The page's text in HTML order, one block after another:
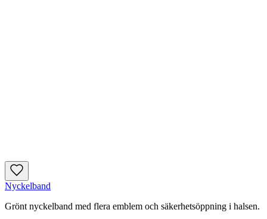
Nyckelband
Grönt nyckelband med flera emblem och säkerhetsöppning i halsen.